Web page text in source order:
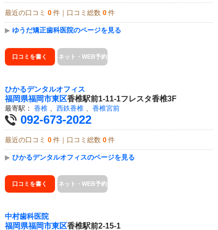
最近の口コミ 0 件｜口コミ総数 0 件
▶ ゆうだ矯正歯科医院のページを見る
口コミを書く ネット・WEB予約
ひかるデンタルオフィス
福岡県福岡市東区香椎駅前1-11-1フレスタ香椎3F
最寄駅： 香椎 西鉄香椎 香椎宮前
092-673-2022
最近の口コミ 0 件｜口コミ総数 0 件
▶ ひかるデンタルオフィスのページを見る
口コミを書く ネット・WEB予約
中村歯科医院
福岡県福岡市東区香椎駅前2-15-1